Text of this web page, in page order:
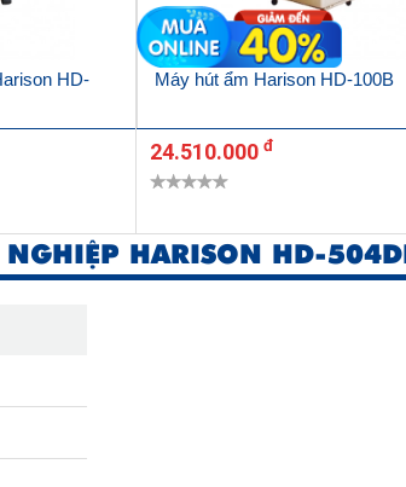
HD-
Máy hút ẩm Harison HD-100B
24.510.000 đ
HARISON HD-